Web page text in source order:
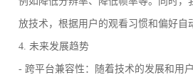
放技术，根据用户的观看习惯和偏好自
4. 未来发展趋势
- 跨平台兼容性：随着技术的发展和用